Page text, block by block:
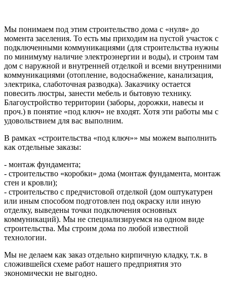
Мы понимаем под этим строительство дома с «нуля» до
момента заселения. То есть мы приходим на пустой участок с
подключенными коммуникациями (для строительства нужны
по минимуму наличие электроэнергии и воды), и строим там
дом с наружной и внутренней отделкой и всеми внутренними
коммуникациями (отопление, водоснабжение, канализация,
электрика, слаботочная разводка). Заказчику остается
повесить люстры, занести мебель и бытовую технику.
Благоустройство территории (заборы, дорожки, навесы и
проч.) в понятие «под ключ» не входят. Хотя эти работы мы с
удовольствием для вас выполним.
В рамках «строительства «под ключ»» мы можем выполнить
как отдельные заказы:
- монтаж фундамента;
- строительство «коробки» дома (монтаж фундамента, монтаж
стен и кровли);
- строительство с предчистовой отделкой (дом оштукатурен
или иным способом подготовлен под окраску или иную
отделку, выведены точки подключения основных
коммуникаций). Мы не специализируемся на одном виде
строительства. Мы строим дома по любой известной
технологии.
Мы не делаем как заказ отдельно кирпичную кладку, т.к. в
сложившейся схеме работ нашего предприятия это
экономически не выгодно.